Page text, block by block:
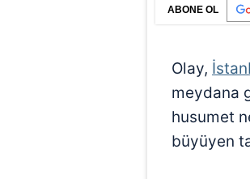
ABONE OL
Olay,
meydana
husumet
büyüyen